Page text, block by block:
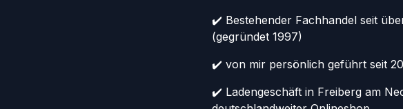
✔️ Bestehender Fachhandel seit
(gegründet 1997)
✔️ von mir persönlich geführt seit
✔️ Ladengeschäft in Freiberg am